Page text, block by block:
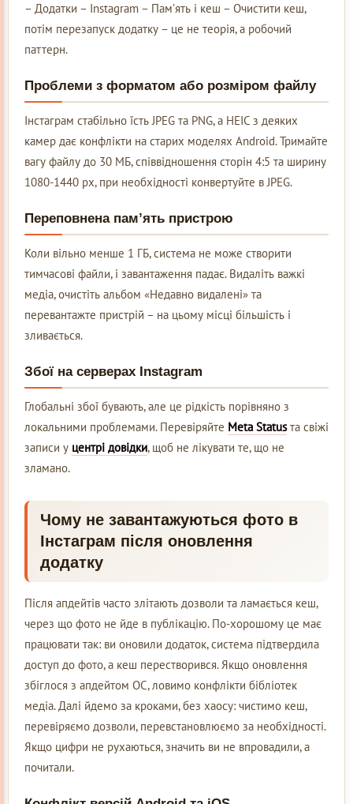
– Додатки – Instagram – Пам’ять і кеш – Очистити кеш,
потім перезапуск додатку – це не теорія, а робочий
паттерн.
Проблеми з форматом або розміром файлу
Інстаграм стабільно їсть JPEG та PNG, а HEIC з деяких
камер дає конфлікти на старих моделях Android. Тримайте
вагу файлу до 30 МБ, співвідношення сторін 4:5 та ширину
1080-1440 px, при необхідності конвертуйте в JPEG.
Переповнена пам’ять пристрою
Коли вільно менше 1 ГБ, система не може створити
тимчасові файли, і завантаження падає. Видаліть важкі
медіа, очистіть альбом «Недавно видалені» та
перевантажте пристрій – на цьому місці більшість і
зливається.
Збої на серверах Instagram
Глобальні збої бувають, але це рідкість порівняно з
локальними проблемами. Перевіряйте Meta Statusта свіжі
записи у центрі довідки, щоб не лікувати те, що не
зламано.
Чому не завантажуються фото в
Інстаграм після оновлення
додатку
Після апдейтів часто злітають дозволи та ламається кеш,
через що фото не йде в публікацію. По-хорошому це має
працювати так: ви оновили додаток, система підтвердила
доступ до фото, а кеш перестворився. Якщо оновлення
збіглося з апдейтом ОС, ловимо конфлікти бібліотек
медіа. Далі йдемо за кроками, без хаосу: чистимо кеш,
перевіряємо дозволи, перевстановлюємо за необхідності.
Якщо цифри не рухаються, значить ви не впровадили, а
почитали.